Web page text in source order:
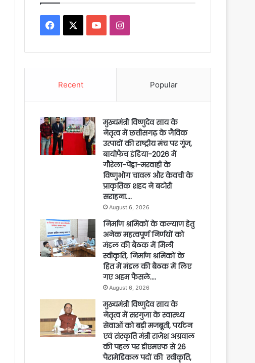
Facebook YouTubeInstagram
Recent Popular
मुख्यमंत्री विष्णुदेव साय के
नेतृत्व में छत्तीसगढ़ के जैविक
उत्पादों की राष्ट्रीय मंच पर गूंज,
बायोफैच इंडिया-2026 में
गौरेला-पेंड्रा-मरवाही के
विष्णुभोग चावल और केवची के
प्राकृतिक शहद ने बटोरी
सराहना….
August 6, 2026
निर्माण श्रमिकों के कल्याण हेतु
अनेक महत्वपूर्ण निर्णयों को
मंडल की बैठक में मिली
स्वीकृति, निर्माण श्रमिकों के
हित में मंडल की बैठक में लिए
गए अहम फैसले….
August 6, 2026
मुख्यमंत्री विष्णुदेव साय के
नेतृत्व में सरगुजा के स्वास्थ्य
सेवाओं को बड़ी मजबूती, पर्यटन
एवं संस्कृति मंत्री राजेश अग्रवाल
की पहल पर डीएमएफ से 26
पैरामेडिकल पदों की स्वीकृति,